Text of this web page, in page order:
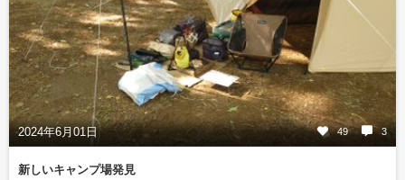
2024年6月01日 49 3
新しいキャンプ場発見